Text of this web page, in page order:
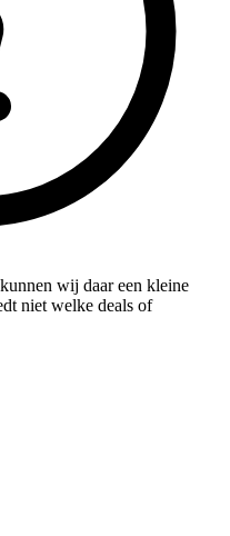
wij daar een kleine
niet welke deals of